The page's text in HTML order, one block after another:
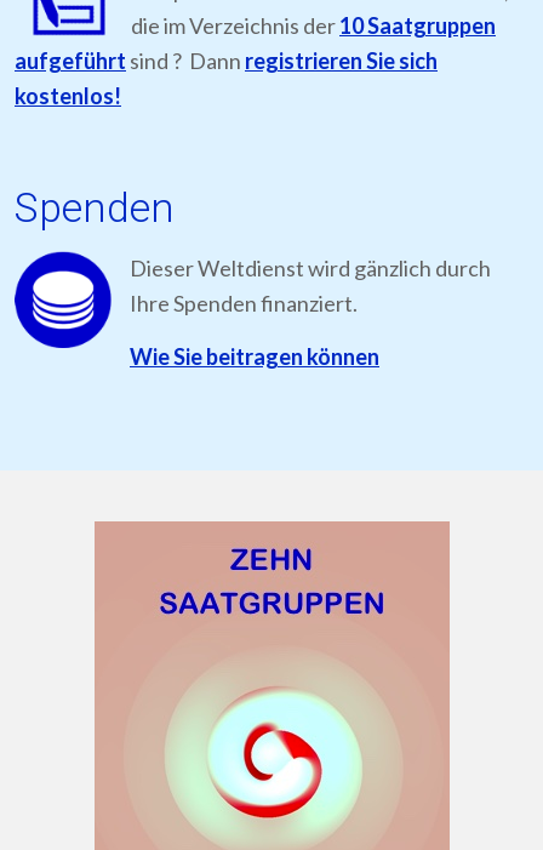
die im Verzeichnis der10 Saatgruppen
aufgeführt sind ? Dann registrieren Sie sich
kostenlos!
Spenden
Dieser Weltdienst wird gänzlich durch
Ihre Spenden finanziert.
Wie Sie beitragen können